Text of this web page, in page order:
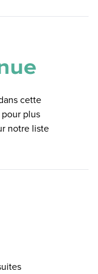
cette
plus
notre liste